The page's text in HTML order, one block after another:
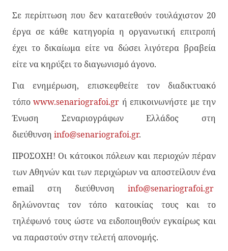
Σε περίπτωση που δεν κατατεθούν τουλάχιστον 20
έργα σε κάθε κατηγορία η οργανωτική επιτροπή
έχει το δικαίωμα είτε να δώσει λιγότερα βραβεία
είτε να κηρύξει το διαγωνισμό άγονο.
Για ενημέρωση, επισκεφθείτε τον διαδικτυακό
τόποwww.senariografoi.gr ή επικοινωνήστε με την
Ένωση Σεναριογράφων Ελλάδος στη
διεύθυνση info@senariografoi.gr.
ΠΡΟΣΟΧΗ! Οι κάτοικοι πόλεων και περιοχών πέραν
των Αθηνών και των περιχώρων να αποστείλουν ένα
email στη διεύθυνση info@senariografoi.gr
δηλώνοντας τον τόπο κατοικίας τους και το
τηλέφωνό τους ώστε να ειδοποιηθούν εγκαίρως και
να παραστούν στην τελετή απονομής.